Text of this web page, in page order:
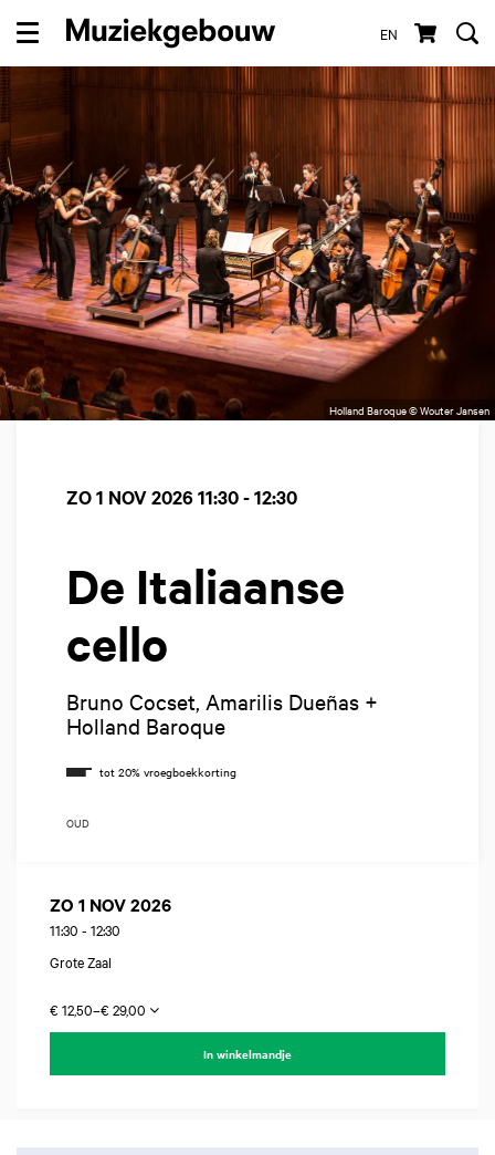
EN
Menu
Holland Baroque © Wouter Jansen
De Italiaanse
cello
Bruno Cocset, Amarilis Dueñas +
Holland Baroque
ZO 1 NOV 2026 11:30 - 12:30
OUD
ZO 1 NOV 2026
11:30 - 12:30
Grote Zaal
€ 12,50–€ 29,00
In winkelmandje